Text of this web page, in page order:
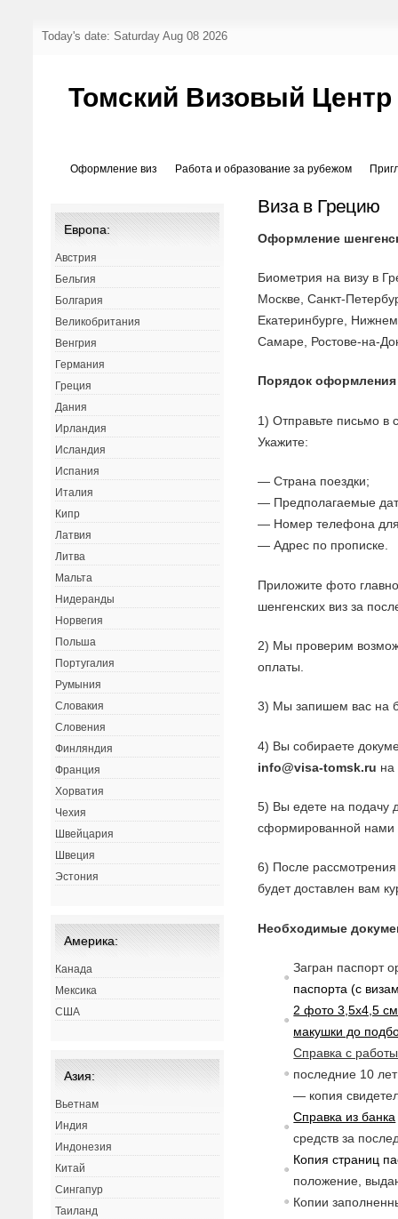
Today's date: Saturday Aug 08 2026
Томский Визовый Центр
Оформление виз Работа и образование за рубежом
Виза в Грецию
Оформление
Биометрия на визу в
Москве, Санкт-
Екатеринбурге,
Самаре, Ростове-на-
Порядок
1) Отправьте письмо
Укажите:
— Страна поездки;
— Предполагаемые
— Номер телефона для
— Адрес по прописке.
Приложите фото
шенгенских виз за
2) Мы проверим
оплаты.
3) Мы запишем вас на
4) Вы собираете
info@visa-tomsk.ru на
5) Вы едете на подачу
сформированной нами
6) После рассмотрения
будет доставлен вам
Необходимые
Загран паспорт
паспорта (с в
2 фото 3,5х4,5
макушки до
Справка с работы
последние 10
— копия
Справка из банка
средств за
Копия страниц
положение, в
Копии
Европа:
Австрия
Бельгия
Болгария
Великобритания
Венгрия
Германия
Греция
Дания
Ирландия
Исландия
Испания
Италия
Кипр
Латвия
Литва
Мальта
Нидеранды
Норвегия
Польша
Португалия
Румыния
Словакия
Словения
Финляндия
Франция
Хорватия
Чехия
Швейцария
Швеция
Эстония
Америка:
Канада
Мексика
США
Азия:
Вьетнам
Индия
Индонезия
Китай
Сингапур
Таиланд